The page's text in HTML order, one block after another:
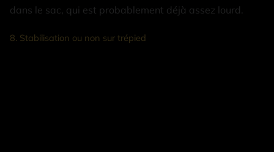
dans le sac, qui est probablement déjà assez lourd.
8. Stabilisation ou non sur trépied